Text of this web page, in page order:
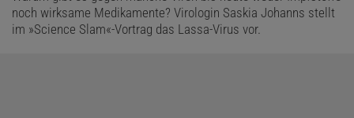
noch wirksame Medikamente? Virologin Saskia Johanns stellt
im »Science Slam«-Vortrag das Lassa-Virus vor.